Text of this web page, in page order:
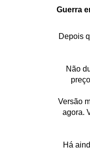
Guerra
Depois
Não
Versão
agora.
Há